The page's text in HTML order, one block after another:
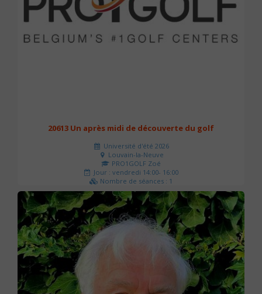
20613 Un après midi de découverte du golf
Université d'été 2026
Louvain-la-Neuve
PRO1GOLF Zoé
Jour : vendredi 14:00- 16:00
Nombre de séances : 1
45 €